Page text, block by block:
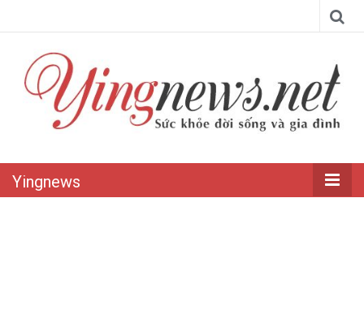
Yingnews